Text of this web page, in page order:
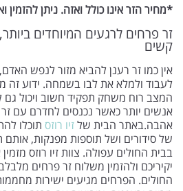
*מחיר הזר אינו כולל ואזה. ניתן להזמין
זר פרחים לרגעים המיוחדים
קשים
אין כמו זר רענן להביא מזור לנפש האדם,
לעבוד ולמלא את לבו בשמחה. ידוע
המצב רוח משחק תפקיד חשוב ויכול גם
אנשים יותר כאשר נכנסים לחדרם עם זר
אהבה.באתר הבית שלזיו רוזס תוכלו
של סידורים ושל תוספות מפנקות, אותם
בבית החולים עפולה. צוות זיו רוזס
יקיריכם ולהזמין משלוח זר פרחים
החולים. הפרחים מגיעים ישירות